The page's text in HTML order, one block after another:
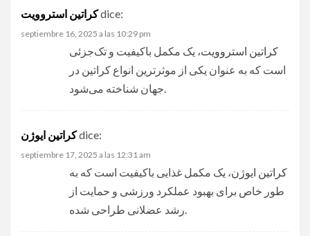
کراتین استروویتdice:
septiembre 16, 2025 a las 10:29 pm
کراتین استروویت، یک مکمل باکیفیت و تک‌جزئی
است که به عنوان یکی از موثرترین انواع کراتین در
جهان شناخته می‌شود.
کراتین ایوژنdice:
septiembre 17, 2025 a las 12:31 am
کراتین ایوژن، یک مکمل غذایی باکیفیت است که به
طور خاص برای بهبود عملکرد ورزشی و حمایت از
رشد عضلانی طراحی شده.